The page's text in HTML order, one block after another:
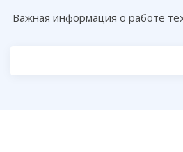
Важная информация о работе